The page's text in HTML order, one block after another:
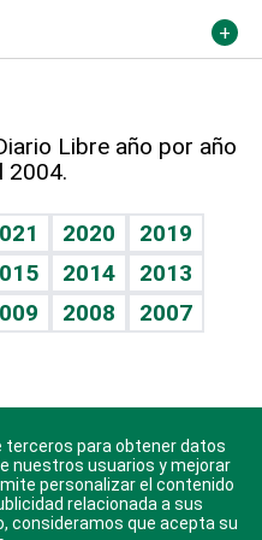
Libre año por año
2004.
2020
2019
2014
2013
2008
2007
para Android, iOS y
terceros para obtener datos
nuestros usuarios y mejorar
personalizar el contenido
relacionada a sus
consideramos que acepta su